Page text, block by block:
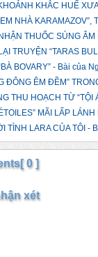
KHẮC HUẾ
NHÀ
THUỐC SÚNG ÂM
TRUYỆN “TARAS
BOVARY” - Bài của
ĐÔNG ÊM ĐỀM”
THU HOẠCH TỪ
MÃI LẤP
TÌNH LARA CỦA TÔI -
0 ]
xét